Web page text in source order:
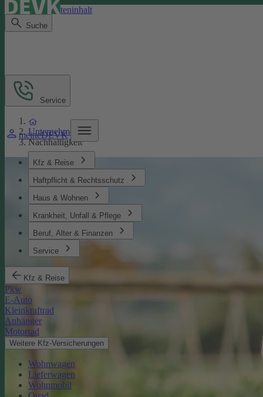
Direkt zum Seiteninhalt
Suche
meineDEVK
Kfz & Reise
Haftpflicht & Rechtsschutz
Haus & Wohnen
Krankheit, Unfall & Pflege
Beruf, Alter & Finanzen
Service
Kfz & Reise
Pkw
E-Auto
Kleinkraftrad
Anhänger
Motorrad
Weitere Kfz-Versicherungen
Wohnwagen
Lieferwagen
Wohnmobil
Service
Unternehmen
Nachhaltigkeit